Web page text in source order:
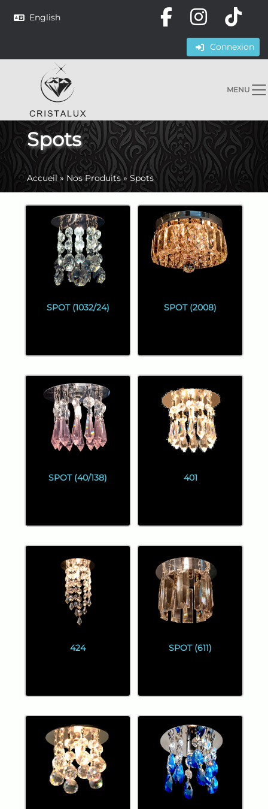
English
Connexion
MENU
Spots
Accueil» Nos Produits» Spots
SPOT (1032/24) SPOT (2008)
SPOT (40/138) 401
424 SPOT (611)